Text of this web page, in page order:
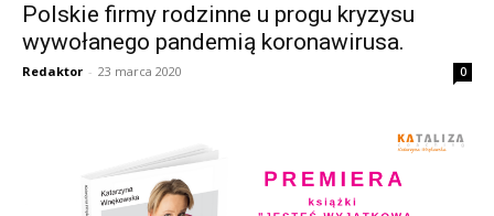
Polskie firmy rodzinne u progu kryzysu
wywołanego pandemią koronawirusa.
Redaktor - 23 marca 2020 0